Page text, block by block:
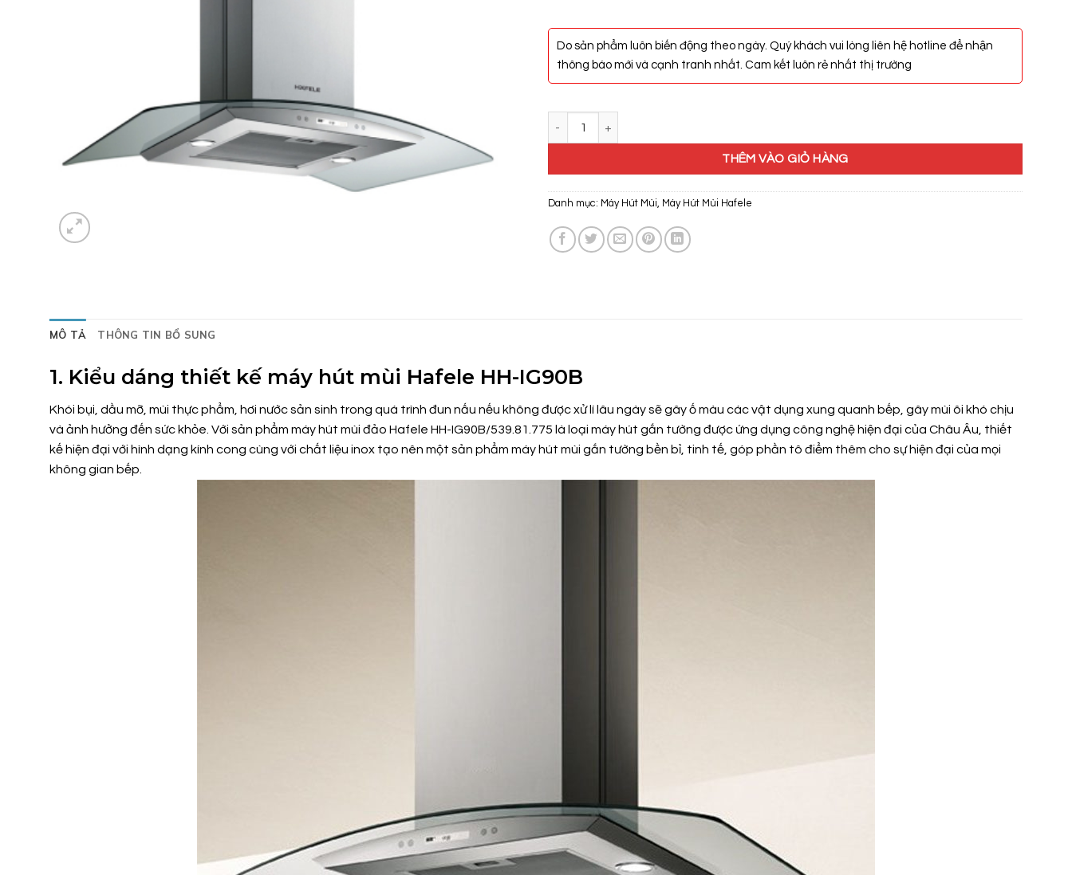
Do sản phẩm luôn biến động theo ngày. Quý khách vui lòng liên hệ hotline để nhận
thông báo mới và cạnh tranh nhất. Cam kết luôn rẻ nhất thị trường
THÊM VÀO GIỎ HÀNG
Danh mục: Máy Hút Mùi, Máy Hút Mùi Hafele
MÔ TẢ THÔNG TIN BỔ SUNG
1. Kiểu dáng thiết kế máy hút mùi Hafele HH-IG90B
Khói bụi, dầu mỡ, mùi thực phẩm, hơi nước sản sinh trong quá trình đun nấu nếu không được xử lí lâu ngày sẽ gây ố màu các vật dụng xung quanh bếp, gây mùi ôi khó chịu
và ảnh hưởng đến sức khỏe. Với sản phẩm máy hút mùi đảo Hafele HH-IG90B/539.81.775 là loại máy hút gắn tường được ứng dụng công nghệ hiện đại của Châu Âu, thiết
kế hiện đại với hình dạng kính cong cùng với chất liệu inox tạo nên một sản phẩm máy hút mùi gắn tường bền bỉ, tinh tế, góp phần tô điểm thêm cho sự hiện đại của mọi
không gian bếp.